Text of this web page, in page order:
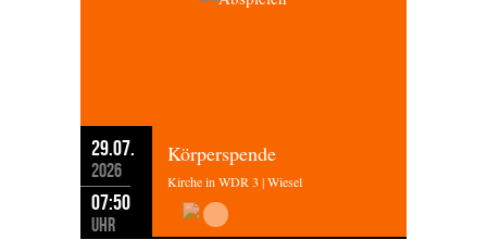
29.07.
2026
07:50
Uhr
Körperspende
Kirche in WDR 3 | Wiesel